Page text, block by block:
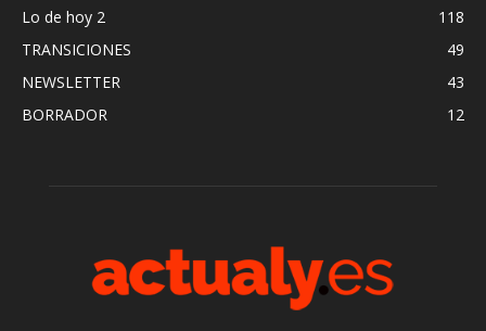
Lo de hoy 2
118
TRANSICIONES
49
NEWSLETTER
43
BORRADOR
12